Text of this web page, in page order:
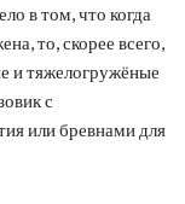
в том, что когда
то, скорее всего,
и тяжелогружёные
с
или бревнами для